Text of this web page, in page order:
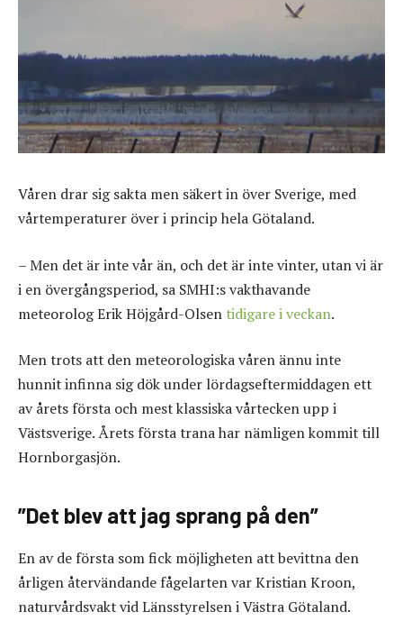
Våren drar sig sakta men säkert in över Sverige, med
vårtemperaturer över i princip hela Götaland.
– Men det är inte vår än, och det är inte vinter, utan vi är
i en övergångsperiod, sa SMHI:s vakthavande
meteorolog Erik Höjgård-Olsen tidigare i veckan.
Men trots att den meteorologiska våren ännu inte
hunnit infinna sig dök under lördagseftermiddagen ett
av årets första och mest klassiska vårtecken upp i
Västsverige. Årets första trana har nämligen kommit till
Hornborgasjön.
”Det blev att jag sprang på den”
En av de första som fick möjligheten att bevittna den
årligen återvändande fågelarten var Kristian Kroon,
naturvårdsvakt vid Länsstyrelsen i Västra Götaland.